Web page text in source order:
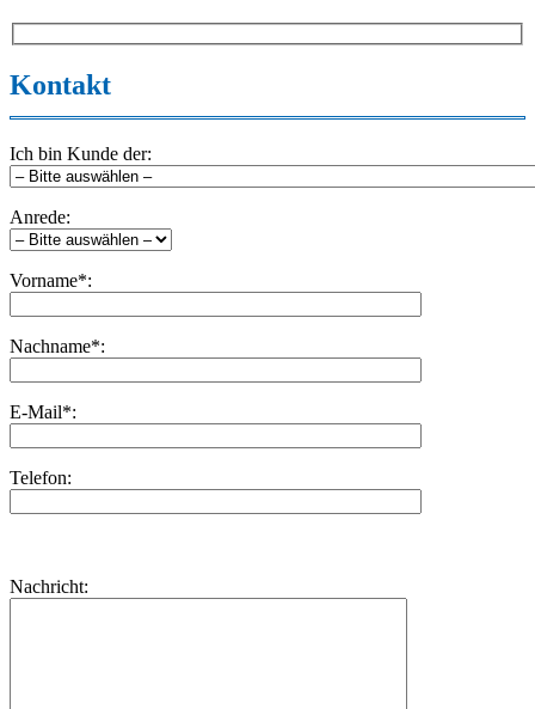
Kontakt
Ich bin Kunde der:
Anrede:
Vorname*:
Nachname*:
E-Mail*:
Telefon:
dieses
lasse
Nachricht: